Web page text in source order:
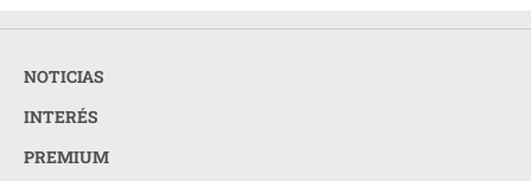
NOTICIAS
INTERÉS
PREMIUM